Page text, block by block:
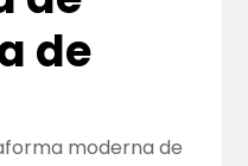
de
moderna de